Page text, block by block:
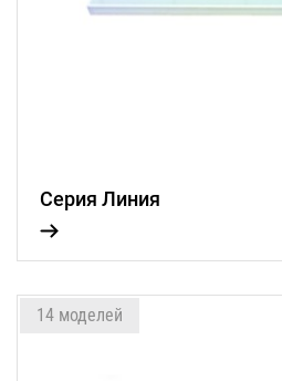
Серия Линия
14 моделей